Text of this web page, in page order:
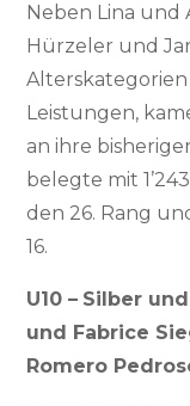
Neben Lina und
Hürzeler und
Leistungen,
an ihre
belegte mit
den 26. Rang
16.
U10 – Silber
und Fabrice
Romero